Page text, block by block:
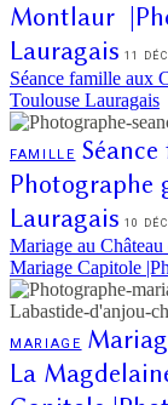
Montlaur
Lauragais 11
Séance famille aux
Toulouse Lauragais
FAMILLE
Photographe
Lauragais 10
Mariage au
Mariage Capitole
MARIAGE
La